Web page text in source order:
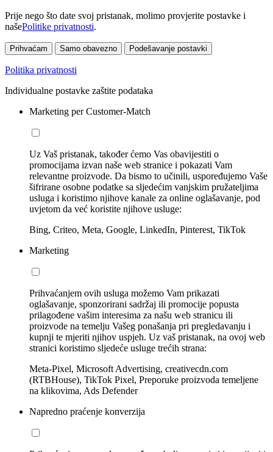
Prije nego što date svoj pristanak, molimo provjerite postavke i
našePolitike privatnosti.
Prihvaćam Samo obavezno Podešavanje postavki
Politika privatnosti
Individualne postavke zaštite podataka
Marketing per Customer-Match
Uz Vaš pristanak, također ćemo Vas obavijestiti o
promocijama izvan naše web stranice i pokazati Vam
relevantne proizvode. Da bismo to učinili, uspoređujemo Vaše
šifrirane osobne podatke sa sljedećim vanjskim pružateljima
usluga i koristimo njihove kanale za online oglašavanje, pod
uvjetom da već koristite njihove usluge:
Bing, Criteo, Meta, Google, LinkedIn, Pinterest, TikTok
Marketing
Prihvaćanjem ovih usluga možemo Vam prikazati
oglašavanje, sponzorirani sadržaj ili promocije popusta
prilagođene vašim interesima za našu web stranicu ili
proizvode na temelju Vašeg ponašanja pri pregledavanju i
kupnji te mjeriti njihov uspjeh. Uz vaš pristanak, na ovoj web
stranici koristimo sljedeće usluge trećih strana:
Meta-Pixel, Microsoft Advertising, creativecdn.com
(RTBHouse), TikTok Pixel, Preporuke proizvoda temeljene
na klikovima, Ads Defender
Napredno praćenje konverzija